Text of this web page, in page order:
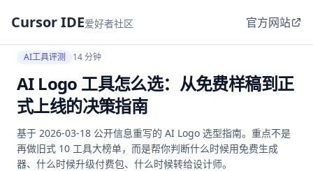
Cursor IDE爱好者社区 官方网站
AI工具评测 14 分钟
AI Logo 工具怎么选：从免费样稿到正
式上线的决策指南
基于 2026-03-18 公开信息重写的 AI Logo 选型指南。重点不是
再做旧式 10 工具大榜单，而是帮你判断什么时候用免费生成
器、什么时候升级付费包、什么时候转给设计师。